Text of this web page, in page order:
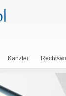
Kanzlei